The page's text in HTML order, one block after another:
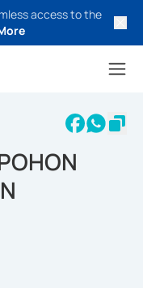
access to the